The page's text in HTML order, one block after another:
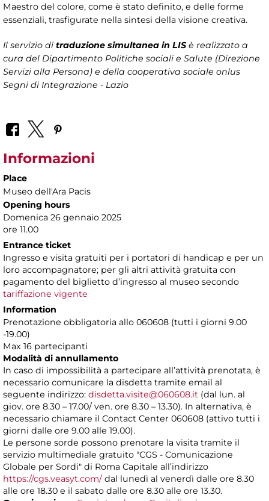
Maestro del colore, come è stato definito, e delle forme
essenziali, trasfigurate nella sintesi della visione creativa.
Il servizio di traduzione simultanea in LIS è realizzato a
cura del Dipartimento Politiche sociali e Salute (Direzione
Servizi alla Persona) e della cooperativa sociale onlus
Segni di Integrazione - Lazio
Informazioni
Place
Museo dell'Ara Pacis
Opening hours
Domenica 26 gennaio 2025
ore 11.00
Entrance ticket
Ingresso e visita gratuiti per i portatori di handicap e per un
loro accompagnatore; per gli altri attività gratuita con
pagamento del biglietto d’ingresso al museo secondo
tariffazione vigente
Information
Prenotazione obbligatoria allo 060608 (tutti i giorni 9.00
-19.00)
Max 16 partecipanti
Modalità di annullamento
In caso di impossibilità a partecipare all’attività prenotata, è
necessario comunicare la disdetta tramite email al
seguente indirizzo: disdetta.visite@060608.it (dal lun. al
giov. ore 8.30 – 17.00/ ven. ore 8.30 – 13.30). In alternativa, è
necessario chiamare il Contact Center 060608 (attivo tutti i
giorni dalle ore 9.00 alle 19.00).
Le persone sorde possono prenotare la visita tramite il
servizio multimediale gratuito "CGS - Comunicazione
Globale per Sordi" di Roma Capitale all’indirizzo
https://cgs.veasyt.com/ dal lunedì al venerdì dalle ore 8.30
alle ore 18.30 e il sabato dalle ore 8.30 alle ore 13.30.